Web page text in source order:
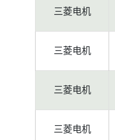
三菱电机
三菱电机
三菱电机
三菱电机